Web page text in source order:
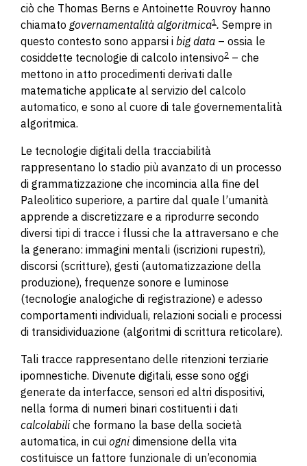
ciò che Thomas Berns e Antoinette Rouvroy hanno
chiamato governamentalità algoritmica1 . Sempre in
questo contesto sono apparsi i big data – ossia le
cosiddette tecnologie di calcolo intensivo2 – che
mettono in atto procedimenti derivati dalle
matematiche applicate al servizio del calcolo
automatico, e sono al cuore di tale governementalità
algoritmica.
Le tecnologie digitali della tracciabilità
rappresentano lo stadio più avanzato di un processo
di grammatizzazione che incomincia alla fine del
Paleolitico superiore, a partire dal quale l’umanità
apprende a discretizzare e a riprodurre secondo
diversi tipi di tracce i flussi che la attraversano e che
la generano: immagini mentali (iscrizioni rupestri),
discorsi (scritture), gesti (automatizzazione della
produzione), frequenze sonore e luminose
(tecnologie analogiche di registrazione) e adesso
comportamenti individuali, relazioni sociali e processi
di transidividuazione (algoritmi di scrittura reticolare).
Tali tracce rappresentano delle ritenzioni terziarie
ipomnestiche. Divenute digitali, esse sono oggi
generate da interfacce, sensori ed altri dispositivi,
nella forma di numeri binari costituenti i dati
calcolabiliche formano la base della società
automatica, in cui ognidimensione della vita
costituisce un fattore funzionale di un’economia